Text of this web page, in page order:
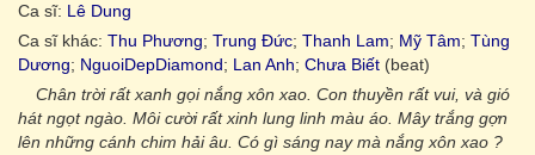
Ca sĩ: Lê Dung
Ca sĩ khác: Thu Phương; Trung Đức; Thanh Lam; Mỹ Tâm; Tùng
Dương; NguoiDepDiamond; Lan Anh; Chưa Biết (beat)
Chân trời rất xanh gọi nắng xôn xao. Con thuyền rất vui, và gió
hát ngọt ngào. Môi cười rất xinh lung linh màu áo. Mây trắng gợn
lên những cánh chim hải âu. Có gì sáng nay mà nắng xôn xao ?